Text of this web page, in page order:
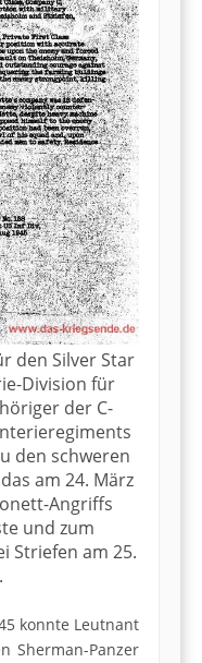
den Silver Star
Division für
der C-
den schweren
am 24. März
Angriffs
und zum
Striefen am 25.
konnte Leutnant
Sherman-Panzer